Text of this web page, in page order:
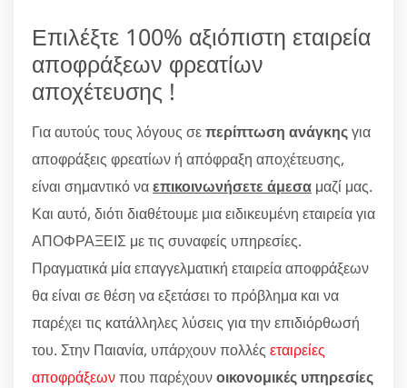
Επιλέξτε 100% αξιόπιστη εταιρεία
αποφράξεων φρεατίων
αποχέτευσης !
Για αυτούς τους λόγους σεπερίπτωση ανάγκηςγια
αποφράξεις φρεατίων ή απόφραξη αποχέτευσης,
είναι σημαντικό ναεπικοινωνήσετε άμεσα μαζί μας.
Και αυτό, διότι διαθέτουμε μια ειδικευμένη εταιρεία για
ΑΠΟΦΡΑΞΕΙΣ με τις συναφείς υπηρεσίες.
Πραγματικά μία επαγγελματική εταιρεία αποφράξεων
θα είναι σε θέση να εξετάσει το πρόβλημα και να
παρέχει τις κατάλληλες λύσεις για την επιδιόρθωσή
του. Στην Παιανία, υπάρχουν πολλές εταιρείες
αποφράξεωνπου παρέχουνοικονομικές υπηρεσίες